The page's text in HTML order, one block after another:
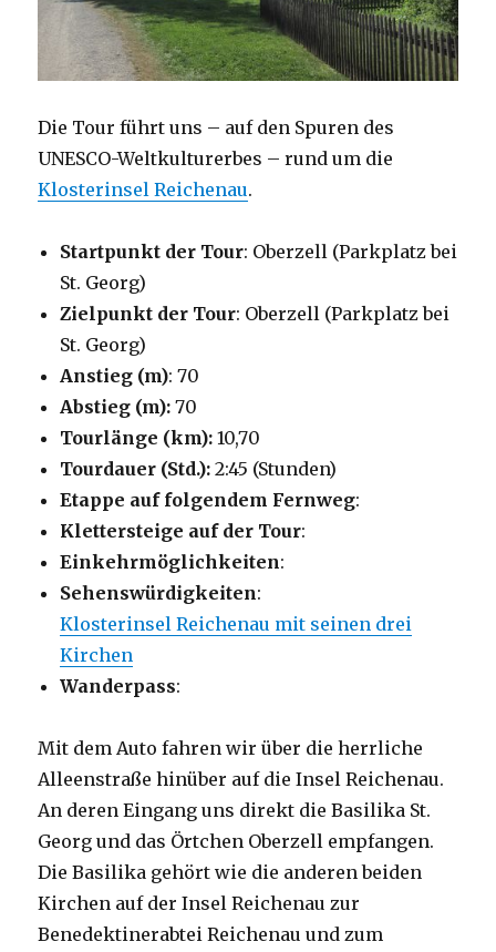
Die Tour führt uns – auf den Spuren des
UNESCO-Weltkulturerbes – rund um die
Klosterinsel Reichenau.​
Startpunkt der Tour: Oberzell (Parkplatz bei
St. Georg)
Zielpunkt der Tour: Oberzell (Parkplatz bei
St. Georg)
Anstieg (m): 70
Abstieg (m): 70
Tourlänge (km):10,70
Tourdauer (Std.): 2:45 (Stunden)
Etappe auf folgendem Fernweg:
Klettersteige auf der Tour:
Einkehrmöglichkeiten:
Sehenswürdigkeiten:
Klosterinsel Reichenau mit seinen drei
Kirchen
Wanderpass:
Mit dem Auto fahren wir über die herrliche
Alleenstraße hinüber auf die Insel Reichenau.
An deren Eingang uns direkt die Basilika St.
Georg und das Örtchen Oberzell empfangen.
Die Basilika gehört wie die anderen beiden
Kirchen auf der Insel Reichenau zur
Benedektinerabtei Reichenau und zum